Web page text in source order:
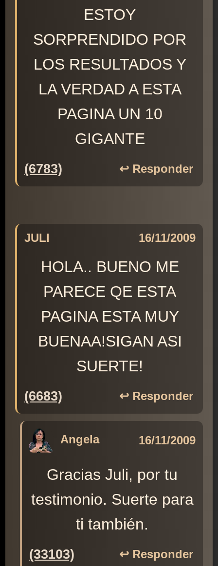
ESTOY
SORPRENDIDO POR
LOS RESULTADOS Y
LA VERDAD A ESTA
PAGINA UN 10
GIGANTE
(6783) ↩️ Responder
JULI 16/11/2009
HOLA.. BUENO ME
PARECE QE ESTA
PAGINA ESTA MUY
BUENAA!SIGAN ASI
SUERTE!
(6683) ↩️ Responder
Angela 16/11/2009
Gracias Juli, por tu
testimonio. Suerte para
ti también.
(33103) ↩️ Responder